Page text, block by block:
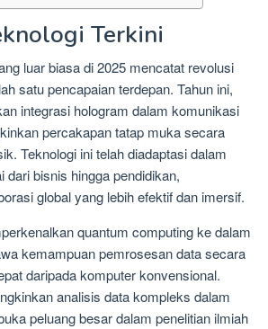
Terkini
luar biasa di 2025 mencatat revolusi
satu pencapaian terdepan. Tahun ini,
integrasi hologram dalam komunikasi
percakapan tatap muka secara
Teknologi ini telah diadaptasi dalam
dari bisnis hingga pendidikan,
global yang lebih efektif dan imersif.
quantum computing ke dalam
kemampuan pemrosesan data secara
daripada komputer konvensional.
analisis data kompleks dalam
peluang besar dalam penelitian ilmiah